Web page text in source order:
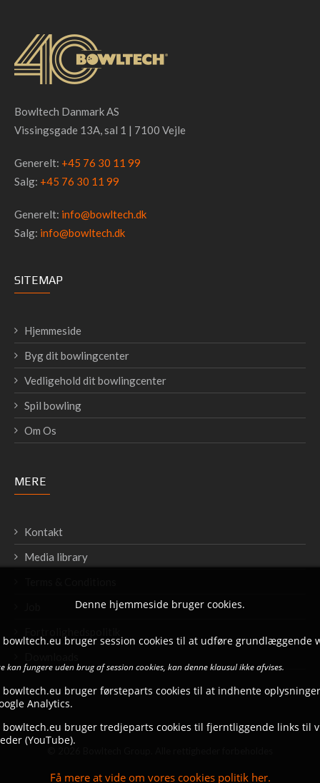
Veldhoven, NL
Se projekt ...
Bowltech Danmark AS
Vissingsgade 13A, sal 1 | 7100 Vejle
Generelt: +45 76 30 11 99
Salg: +45 76 30 11 99
Generelt: info@bowltech.dk
Salg: info@bowltech.dk
SITEMAP
Hjemmeside
Byg dit bowlingcenter
Vedligehold dit bowlingcenter
Spil bowling
Om Os
MERE
Kontakt
Media library
Denne hjemmeside bruger cookies.
bowltech.eu bruger session cookies til at udføre grundlæggende
kan fungere uden brug af session cookies, kan denne klausul ikke afvises.
bowltech.eu bruger førsteparts cookies til at indhente
Analytics.
bowltech.eu bruger tredjeparts cookies til fjerntliggende links til
(YouTube).
Få mere at vide om vores cookies politik her.